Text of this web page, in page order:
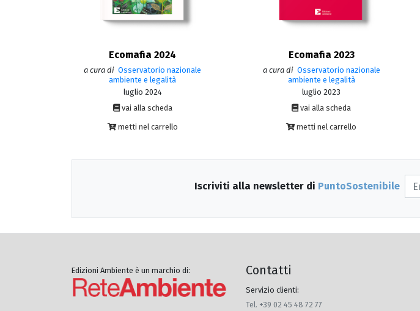
Ecomafia 2024
a cura di Osservatorio nazionale
ambiente e legalità
luglio 2024
vai alla scheda
metti nel carrello
Ecomafia 2023
a cura di Osservatorio nazionale
ambiente e legalità
luglio 2023
vai alla scheda
metti nel carrello
Iscriviti alla newsletter di PuntoSostenibile
Edizioni Ambiente è un marchio di: Contatti
Servizio clienti:
Tel. +39 02 45 48 72 77